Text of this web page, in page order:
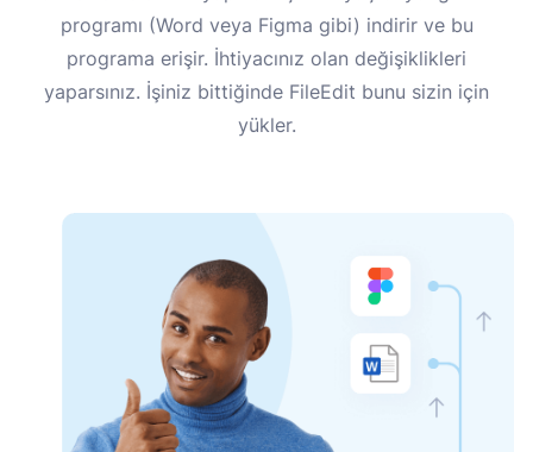
programı (Word veya Figma gibi) indirir ve bu
programa erişir. İhtiyacınız olan değişiklikleri
yaparsınız. İşiniz bittiğinde FileEdit bunu sizin için
yükler.